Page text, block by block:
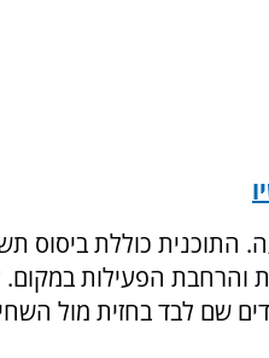
כוללת ביסוס
והרחבת הפעילות במקום.
שם לבד בחזית מול